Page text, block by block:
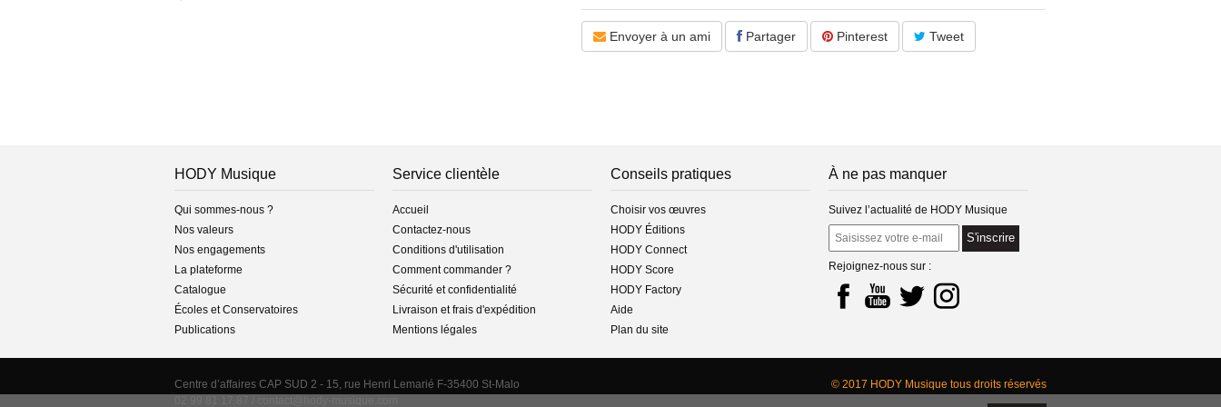
Édition
- Copyright : © 2025 HODY Musique – Tous droits réservés
- Cotage : HM 000546-547
- Instrumentation : alto et piano
- Pré-écoute (extrait) : oui
- Pdf en télécharg. : oui
- Imprimé-relié : non
- Audio : non
Commande
- Mode de livraison : téléchargement
Envoyer à un ami Partager Pinterest Tweet
HODY Musique
Qui sommes-nous ?
Nos valeurs
Nos engagements
La plateforme
Catalogue
Écoles et Conservatoires
Publications
Service clientèle
Accueil
Contactez-nous
Conditions d'utilisation
Comment commander ?
Sécurité et confidentialité
Livraison et frais d'expédition
Mentions légales
Conseils pratiques
Choisir vos œuvres
HODY Éditions
HODY Connect
HODY Score
HODY Factory
Aide
Plan du site
À ne pas manquer
Suivez l’actualité de HODY Musique
S'inscrire
Rejoignez-nous sur :
Centre d’affaires CAP SUD 2 - 15, rue Henri Lemarié F-35400 St-Malo
© 2017 HODY Musique tous droits réservés